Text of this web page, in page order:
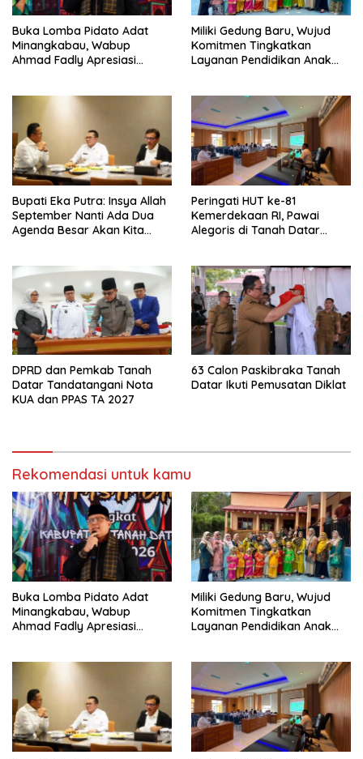
Buka Lomba Pidato Adat
Minangkabau, Wabup
Ahmad Fadly Apresiasi
Miliki Gedung Baru, Wujud
Komitmen Tingkatkan
Layanan Pendidikan Anak
Bupati Eka Putra: Insya Allah
September Nanti Ada Dua
Agenda Besar Akan Kita
Peringati HUT ke-81
Kemerdekaan RI, Pawai
Alegoris di Tanah Datar
DPRD dan Pemkab Tanah
Datar Tandatangani Nota
KUA dan PPAS TA 2027
63 Calon Paskibraka Tanah
Datar Ikuti Pemusatan Diklat
Rekomendasi untuk kamu
Buka Lomba Pidato Adat
Minangkabau, Wabup
Ahmad Fadly Apresiasi
Miliki Gedung Baru, Wujud
Komitmen Tingkatkan
Layanan Pendidikan Anak